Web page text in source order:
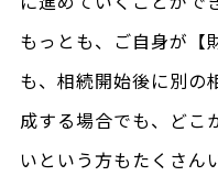
もっとも、ご自身が【
も、相続開始後に別の
成する場合でも、どこ
いという方もたくさん